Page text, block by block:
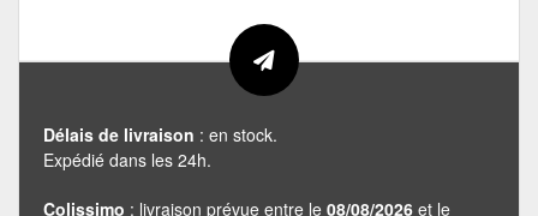
Délais de livraison : en stock.
Expédié dans les 24h.
Colissimo : livraison prévue entre le 08/08/2026 et le